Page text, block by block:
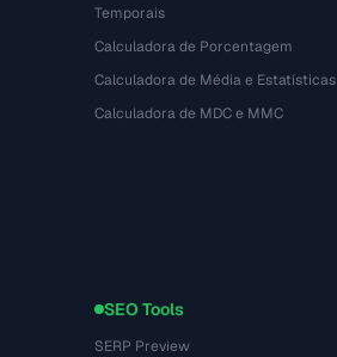
Temporais
Calculadora de Porcentagem
Calculadora de Média e Estatísticas
Calculadora de MDC e MMC
SEO Tools
SERP Preview